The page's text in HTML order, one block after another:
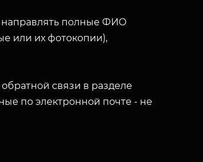
направлять полные ФИО
или их фотокопии),
связи в разделе
по электронной почте - не